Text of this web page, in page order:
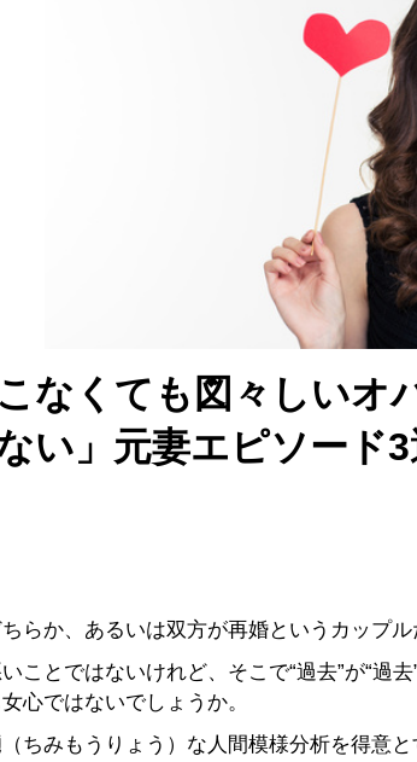
なくても図々しいオ
い」元妻エピソード3
らか、あるいは双方が再婚というカップル
ことではないけれど、そこで“過去”が“過
心ではないでしょうか。
ちみもうりょう）な人間模様分析を得意